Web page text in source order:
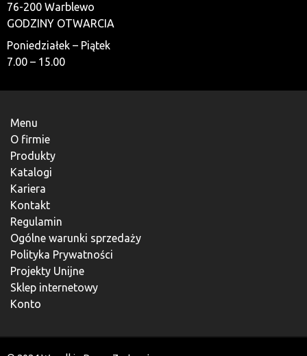
76-200 Warblewo
GODZINY OTWARCIA
Poniedziałek – Piątek
7.00 – 15.00
Menu
O firmie
Produkty
Katalogi
Kariera
Kontakt
Regulamin
Ogólne warunki sprzedaży
Polityka Prywatności
Projekty Unijne
Sklep internetowy
Konto